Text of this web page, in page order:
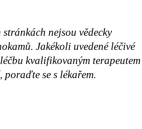
nejsou vědecky
Jakékoli uvedené léčivé
kvalifikovaným terapeutem
se s lékařem.